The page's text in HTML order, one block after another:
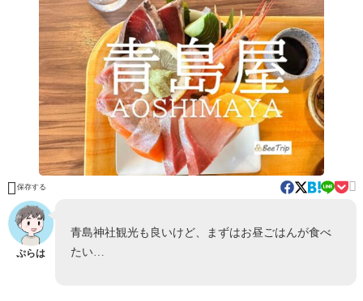
 保存する 
ぷらは
青島神社観光も良いけど、まずはお昼ごはんが食べ
たい…